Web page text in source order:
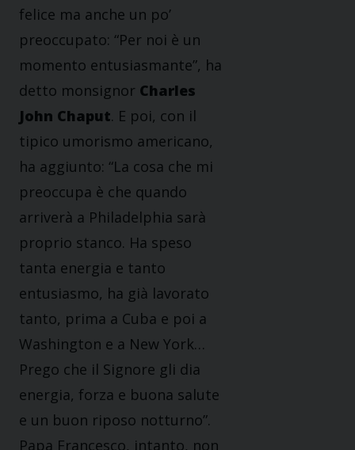
felice ma anche un po’
preoccupato: “Per noi è un
momento entusiasmante”, ha
detto monsignor Charles
John Chaput. E poi, con il
tipico umorismo americano,
ha aggiunto: “La cosa che mi
preoccupa è che quando
arriverà a Philadelphia sarà
proprio stanco. Ha speso
tanta energia e tanto
entusiasmo, ha già lavorato
tanto, prima a Cuba e poi a
Washington e a New York…
Prego che il Signore gli dia
energia, forza e buona salute
e un buon riposo notturno”.
Papa Francesco, intanto, non